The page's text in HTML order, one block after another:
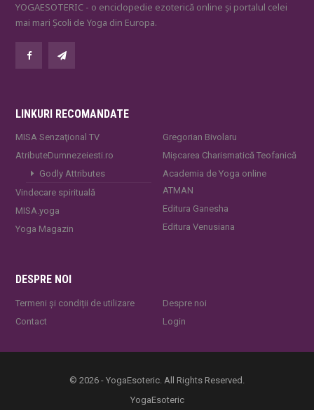
YOGAESOTERIC - o enciclopedie ezoterică online și portalul celei
mai mari Școli de Yoga din Europa.
LINKURI RECOMANDATE
MISA Senzaţional TV
AtributeDumnezeiesti.ro
Godly Attributes
Vindecare spirituală
MISA.yoga
Yoga Magazin
Gregorian Bivolaru
Mișcarea Charismatică Teofanică
Academia de Yoga online
ATMAN
Editura Ganesha
Editura Venusiana
DESPRE NOI
Termeni și condiții de utilizare
Contact
Despre noi
Login
© 2026 - YogaEsoteric. All Rights Reserved.
YogaEsoteric